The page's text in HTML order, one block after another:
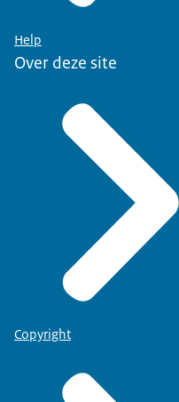
Help
Over deze site
Copyright